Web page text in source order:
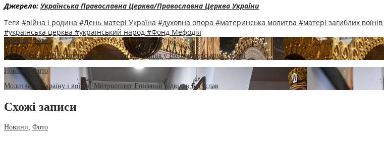
Джерело: Українська Православна Церква/Православна Церква України
Теги #війна і родина #День матері Україна #духовна опора #материнська молитва #матері загиблих воїнів
#українська церква #український народ #Фонд Мефодія
Новини,Фото
Предстоятель ПЦУ очолив пасхальне богослужіння у Володимирському соборі
Новини
Фото
Молитва за Україну і воїнів: Митрополит Епіфаній відвідав Богуслав
Схожі записи
Новини, Фото